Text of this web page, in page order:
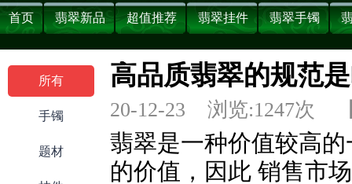
首页 翡翠新品 超值推荐 翡翠挂件 翡翠手镯
所有
手镯
题材
高品质翡翠的规范
20-12-23 浏览:1247次
翡翠是一种价值较高
的价值，因此 销售市